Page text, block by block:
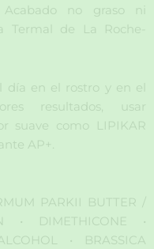
no graso ni
Termal de La Roche-
día en el rostro y en el
resultados, usar
suave como LIPIKAR
AP+.
PARKII BUTTER /
• DIMETHICONE •
• BRASSICA